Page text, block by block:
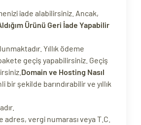
iade alabilirsiniz. Ancak,
Ürünü Geri İade Yapabilir
Yıllık ödeme
geçiş yapabilirsiniz. Geçiş
Domain ve Hosting Nasıl
şekilde barındırabilir ve yıllık
vergi numarası veya T.C.